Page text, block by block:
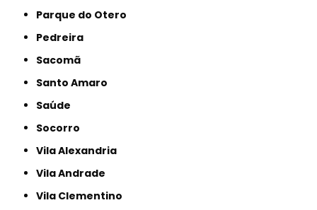
Parque do Otero
Pedreira
Sacomã
Santo Amaro
Saúde
Socorro
Vila Alexandria
Vila Andrade
Vila Clementino